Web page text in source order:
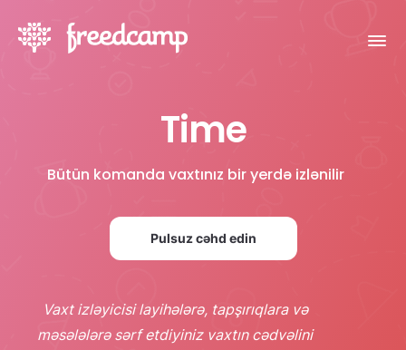
Time
Bütün komanda vaxtınız bir yerdə izlənilir
Pulsuz cəhd edin
Vaxt izləyicisi layihələrə, tapşırıqlara və
məsələlərə sərf etdiyiniz vaxtın cədvəlini